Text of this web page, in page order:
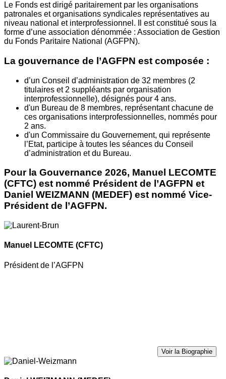
Le Fonds est dirigé paritairement par les organisations
patronales et organisations syndicales représentatives au
niveau national et interprofessionnel. Il est constitué sous la
forme d’une association dénommée : Association de Gestion
du Fonds Paritaire National (AGFPN).
La gouvernance de l’AGFPN est composée :
d’un Conseil d’administration de 32 membres (2
titulaires et 2 suppléants par organisation
interprofessionnelle), désignés pour 4 ans.
d'un Bureau de 8 membres, représentant chacune de
ces organisations interprofessionnelles, nommés pour
2 ans.
d'un Commissaire du Gouvernement, qui représente
l’Etat, participe à toutes les séances du Conseil
d’administration et du Bureau.
Pour la Gouvernance 2026, Manuel LECOMTE
(CFTC) est nommé Président de l’AGFPN et
Daniel WEIZMANN (MEDEF) est nommé Vice-
Président de l’AGFPN.
Manuel LECOMTE (CFTC)
Président de l’AGFPN
Voir la Biographie